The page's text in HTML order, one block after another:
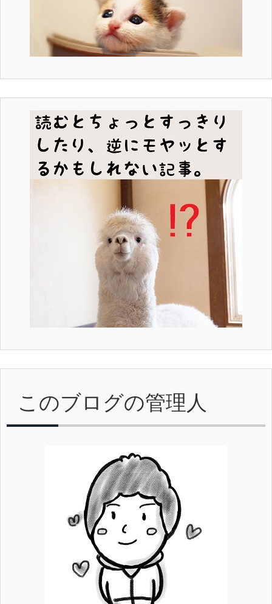
このブログの管理人